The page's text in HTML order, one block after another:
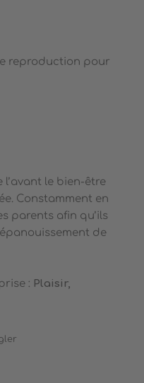
reproduction pour
le bien-être
Constamment en
parents afin qu’ils
de
: Plaisir,